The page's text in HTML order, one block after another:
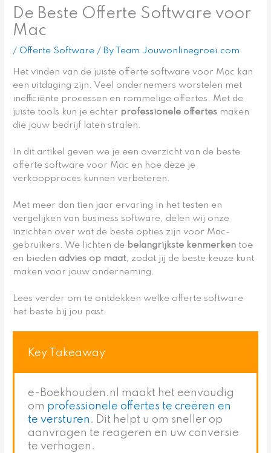
De Beste Offerte Software voor
Mac
/ Offerte Software / By Team Jouwonlinegroei.com
Het vinden van de juiste offerte software voor Mac kan
een uitdaging zijn. Veel ondernemers worstelen met
inefficiënte processen en rommelige offertes. Met de
juiste tools kun je echter professionele offertes maken
die jouw bedrijf laten stralen.
In dit artikel geven we je een overzicht van de beste
offerte software voor Mac en hoe deze je
verkoopproces kunnen verbeteren.
Met meer dan tien jaar ervaring in het testen en
vergelijken van business software, delen wij onze
inzichten over wat de beste opties zijn voor Mac-
gebruikers. We lichten de belangrijkste kenmerken toe
en bieden advies op maat, zodat jij de beste keuze kunt
maken voor jouw onderneming.
Lees verder om te ontdekken welke offerte software
het beste bij jou past.
Key Takeaway
e-Boekhouden.nl maakt het eenvoudig
om professionele offertes te creëren en
te versturen . Dit helpt u om sneller op
aanvragen te reageren en uw conversie
te verhogen.